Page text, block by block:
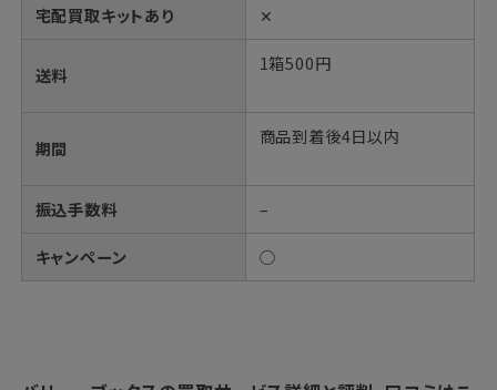
宅配買取キットあり ✕
送料
1箱500円
期間
商品到着後4日以内
振込手数料 –
キャンペーン ○